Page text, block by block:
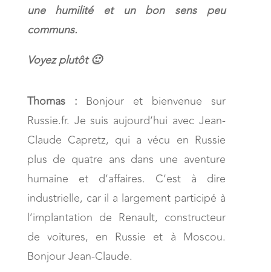
une humilité et un bon sens peu
communs.
Voyez plutôt 🙂
Thomas : Bonjour et bienvenue sur
Russie.fr. Je suis aujourd’hui avec Jean-
Claude Capretz, qui a vécu en Russie
plus de quatre ans dans une aventure
humaine et d’affaires. C’est à dire
industrielle, car il a largement participé à
l’implantation de Renault, constructeur
de voitures, en Russie et à Moscou.
Bonjour Jean-Claude.